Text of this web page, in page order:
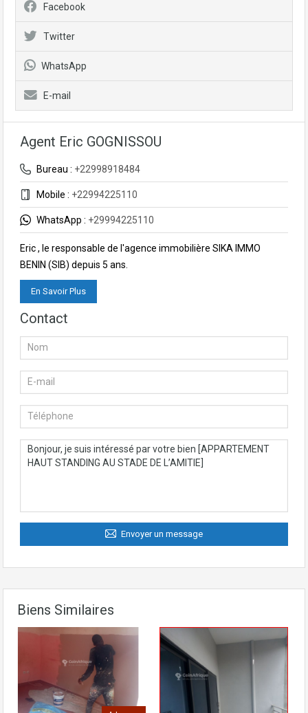
Facebook
Twitter
WhatsApp
E-mail
Agent Eric GOGNISSOU
Bureau : +22998918484
Mobile : +22994225110
WhatsApp : +29994225110
Eric , le responsable de l'agence immobilière SIKA IMMO
BENIN (SIB) depuis 5 ans.
En Savoir Plus
Contact
Envoyer un message
Biens Similaires